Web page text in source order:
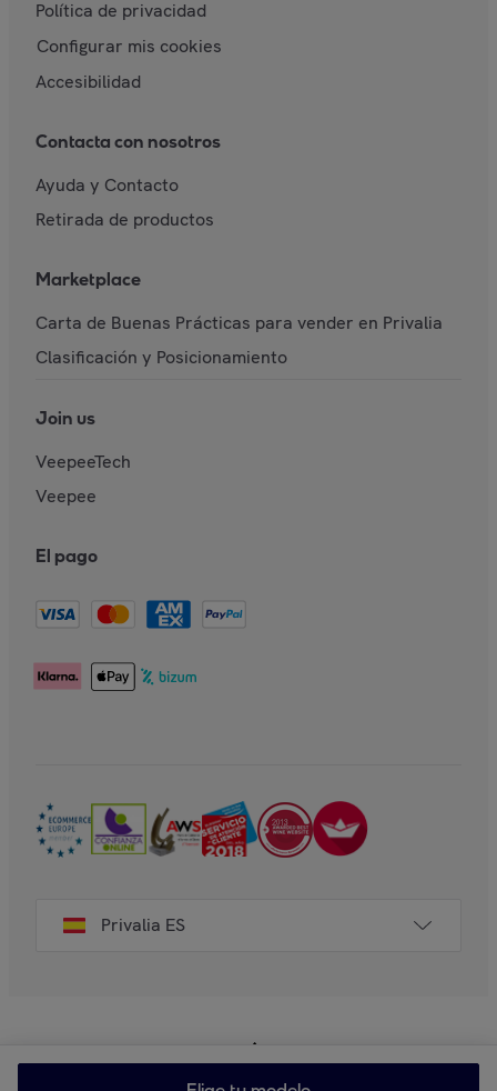
Política de privacidad
Configurar mis cookies
Accesibilidad
Contacta con nosotros
Ayuda y Contacto
Retirada de productos
Marketplace
Carta de Buenas Prácticas para vender en Privalia
Clasificación y Posicionamiento
Join us
VeepeeTech
Veepee
El pago
Privalia ES